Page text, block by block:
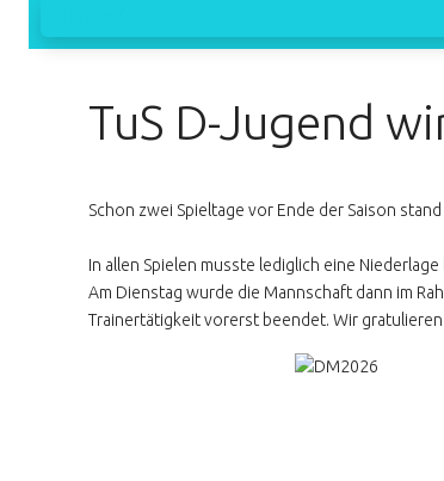
TuS D-Jugend
Schon zwei Spieltage vor Ende der Saison
In allen Spielen musste lediglich eine
Am Dienstag wurde die Mannschaft dann im
Trainertätigkeit vorerst beendet. Wir